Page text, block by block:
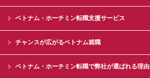
ベトナム・ホーチミン転職支援サービス
チャンスが広がるベトナム就職
ベトナム・ホーチミン転職で弊社が選ばれる理由